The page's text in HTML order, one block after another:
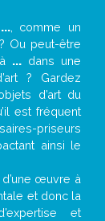
..., comme un
? Ou peut-être
... dans une
? Gardez
d’art du
est fréquent
priseurs
ainsi le
d’une œuvre à
et donc la
et